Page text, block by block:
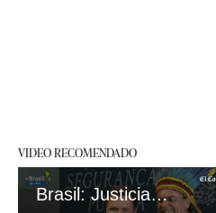
VIDEO RECOMENDADO
Brasil: Justicia busca a los responsables de las protestas y apuntan a aliado de Bolsonaro